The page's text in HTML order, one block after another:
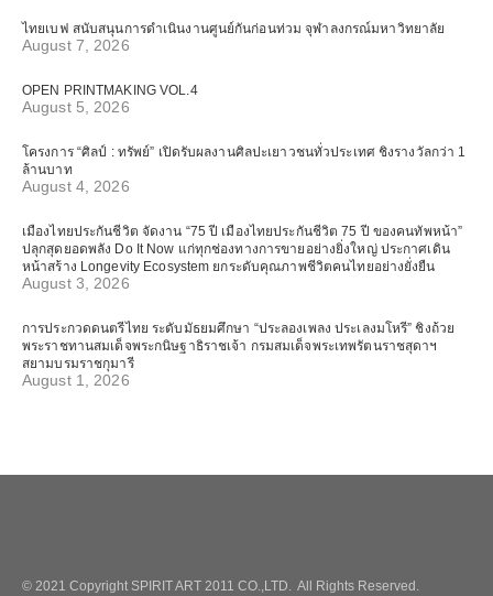
ไทยเบฟ สนับสนุนการดำเนินงานศูนย์กันก่อนท่วม จุฬาลงกรณ์มหาวิทยาลัย
August 7, 2026
OPEN PRINTMAKING VOL.4
August 5, 2026
โครงการ “ศิลป์ : ทรัพย์” เปิดรับผลงานศิลปะเยาวชนทั่วประเทศ ชิงรางวัลกว่า 1
ล้านบาท
August 4, 2026
เมืองไทยประกันชีวิต จัดงาน “75 ปี เมืองไทยประกันชีวิต 75 ปี ของคนทัพหน้า”
ปลุกสุดยอดพลัง Do It Now แก่ทุกช่องทางการขายอย่างยิ่งใหญ่ ประกาศเดิน
หน้าสร้าง Longevity Ecosystem ยกระดับคุณภาพชีวิตคนไทยอย่างยั่งยืน
August 3, 2026
การประกวดดนตรีไทย ระดับมัธยมศึกษา “ประลองเพลง ประเลงมโหรี” ชิงถ้วย
พระราชทานสมเด็จพระกนิษฐาธิราชเจ้า กรมสมเด็จพระเทพรัตนราชสุดาฯ
สยามบรมราชกุมารี
August 1, 2026
© 2021 Copyright SPIRIT ART 2011 CO.,LTD. All Rights Reserved.